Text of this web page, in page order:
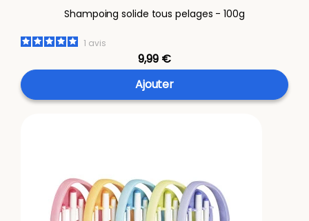
Shampoing solide tous pelages - 100g
1 avis
9,99 €
Ajouter